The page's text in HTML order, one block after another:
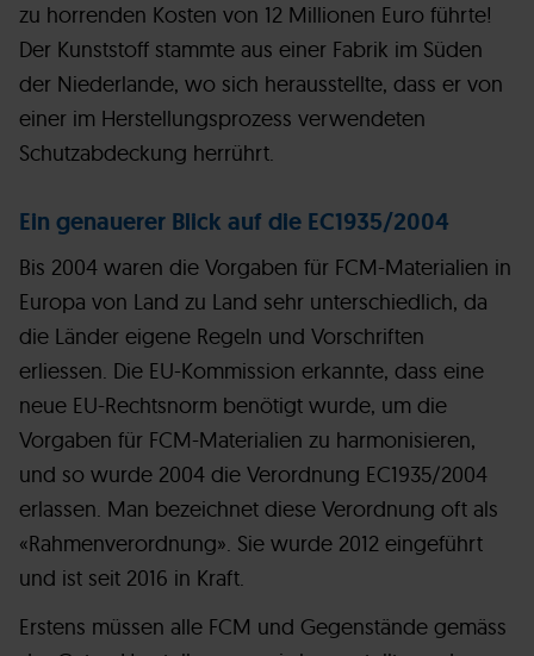
zu horrenden Kosten von 12 Millionen Euro führte!
Der Kunststoff stammte aus einer Fabrik im Süden
der Niederlande, wo sich herausstellte, dass er von
einer im Herstellungsprozess verwendeten
Schutzabdeckung herrührt.
Ein genauerer Blick auf die EC1935/2004
Bis 2004 waren die Vorgaben für FCM-Materialien in
Europa von Land zu Land sehr unterschiedlich, da
die Länder eigene Regeln und Vorschriften
erliessen. Die EU-Kommission erkannte, dass eine
neue EU-Rechtsnorm benötigt wurde, um die
Vorgaben für FCM-Materialien zu harmonisieren,
und so wurde 2004 die Verordnung EC1935/2004
erlassen. Man bezeichnet diese Verordnung oft als
«Rahmenverordnung». Sie wurde 2012 eingeführt
und ist seit 2016 in Kraft.
Erstens müssen alle FCM und Gegenstände gemäss